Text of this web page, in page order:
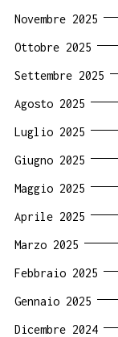
Novembre 2025
Ottobre 2025
Settembre 2025
Agosto 2025
Luglio 2025
Giugno 2025
Maggio 2025
Aprile 2025
Marzo 2025
Febbraio 2025
Gennaio 2025
Dicembre 2024